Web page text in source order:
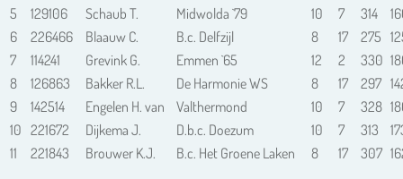
5
129106 Schaub T. Midwolda `79 10 7 314
6
226466 Blaauw C. B.c. Delfzijl 8 17 275
7
114241 Grevink G. Emmen `65 12 2 330
8
126863 Bakker R.L. De Harmonie WS 8 17 297
9
142514 Engelen H. van Valthermond 10 7 328
10 221672 Dijkema J. D.b.c. Doezum 10 7 313
11
221843 Brouwer K.J. B.c. Het Groene Laken 8 17 307